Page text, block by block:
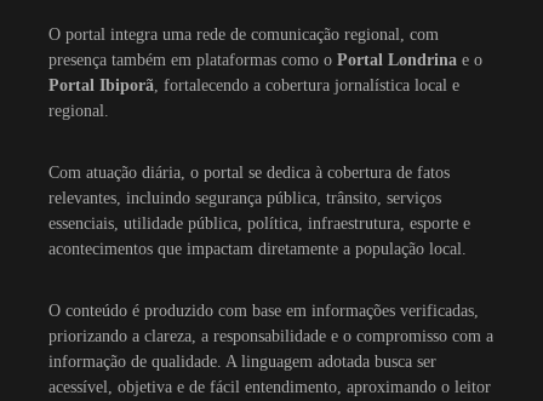
O portal integra uma rede de comunicação regional, com
presença também em plataformas como o Portal Londrina e o
Portal Ibiporã , fortalecendo a cobertura jornalística local e
regional.
Com atuação diária, o portal se dedica à cobertura de fatos
relevantes, incluindo segurança pública, trânsito, serviços
essenciais, utilidade pública, política, infraestrutura, esporte e
acontecimentos que impactam diretamente a população local.
O conteúdo é produzido com base em informações verificadas,
priorizando a clareza, a responsabilidade e o compromisso com a
informação de qualidade. A linguagem adotada busca ser
acessível, objetiva e de fácil entendimento, aproximando o leitor